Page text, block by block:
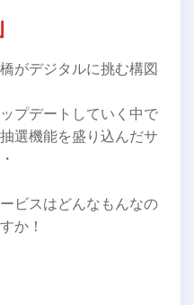
がデジタルに挑む構図
プデートしていく中で
選機能を盛り込んだサ
ビスはどんなもんなの
か！